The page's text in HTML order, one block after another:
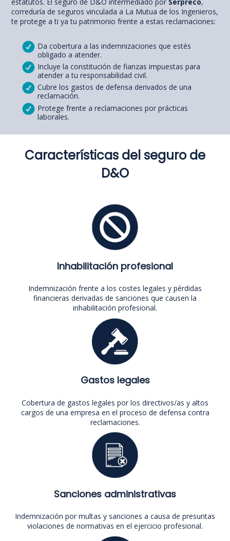
correduría de seguros vinculada a La Mutua de los Ingenieros,
te protege a ti ya tu patrimonio frente a estas reclamaciones:
Da cobertura a las indemnizaciones que estés
obligado a atender.
Incluye la constitución de fianzas impuestas para
atender a tu responsabilidad civil.
Cubre los gastos de defensa derivados de una
reclamación.
Protege frente a reclamaciones por prácticas
laborales.
Características del seguro de
D&O
Inhabilitación profesional
Indemnización frente a los costes legales y pérdidas
financieras derivadas de sanciones que causen la
inhabilitación profesional.
Gastos legales
Cobertura de gastos legales por los directivos/as y altos
cargos de una empresa en el proceso de defensa contra
reclamaciones.
Sanciones administrativas
Indemnización por multas y sanciones a causa de presuntas
violaciones de normativas en el ejercicio profesional.